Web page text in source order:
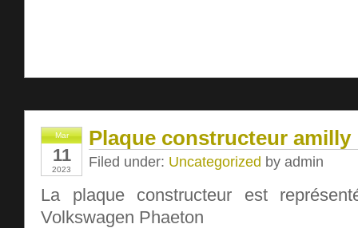
Mar
11
2023
Plaque constructeur amilly
Filed under: Uncategorized by admin
La plaque constructeur est
Volkswagen Phaeton